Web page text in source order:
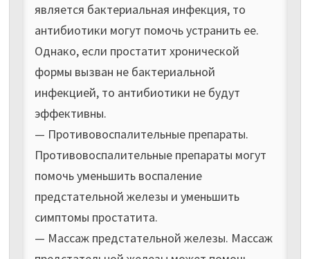
является бактериальная инфекция, то
антибиотики могут помочь устранить ее.
Однако, если простатит хронической
формы вызван не бактериальной
инфекцией, то антибиотики не будут
эффективны.
— Противовоспалительные препараты.
Противовоспалительные препараты могут
помочь уменьшить воспаление
предстательной железы и уменьшить
симптомы простатита.
— Массаж предстательной железы. Массаж